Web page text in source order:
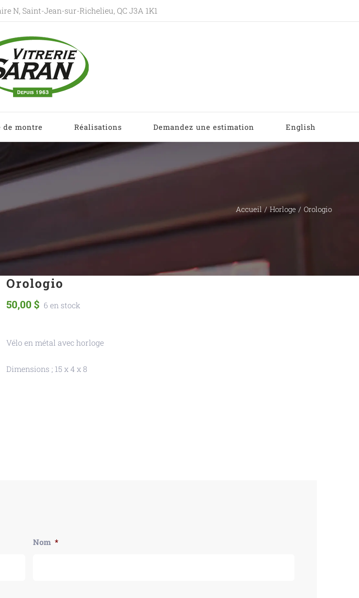
N, Saint-Jean-sur-Richelieu, QC J3A 1K1
de montre Réalisations Demandez une estimation English
Accueil Horloge Orologio
Orologio
50,00 $ 6 en stock
Vélo en métal avec horloge
Dimensions ; 15 x 4 x 8
Nom *